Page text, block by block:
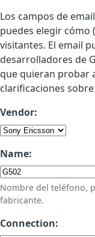
Los campos de
puedes elegir cómo
visitantes. El email
desarrolladores de
que quieran probar
clarificaciones
Vendor:
Name:
Nombre del teléfono,
fabricante.
Connection: